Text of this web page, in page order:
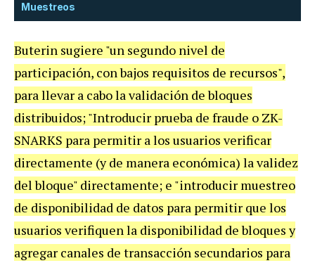
Muestreos
Buterin sugiere "un segundo nivel de
participación, con bajos requisitos de recursos",
para llevar a cabo la validación de bloques
distribuidos; "Introducir prueba de fraude o ZK-
SNARKS para permitir a los usuarios verificar
directamente (y de manera económica) la validez
del bloque" directamente; e "introducir muestreo
de disponibilidad de datos para permitir que los
usuarios verifiquen la disponibilidad de bloques y
agregar canales de transacción secundarios para